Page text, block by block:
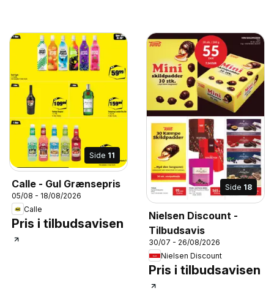
Side 11
Calle - Gul Grænsepris
05/08 - 18/08/2026
Calle
Pris i tilbudsavisen
Side 18
Nielsen Discount -
Tilbudsavis
30/07 - 26/08/2026
Nielsen Discount
Pris i tilbudsavisen